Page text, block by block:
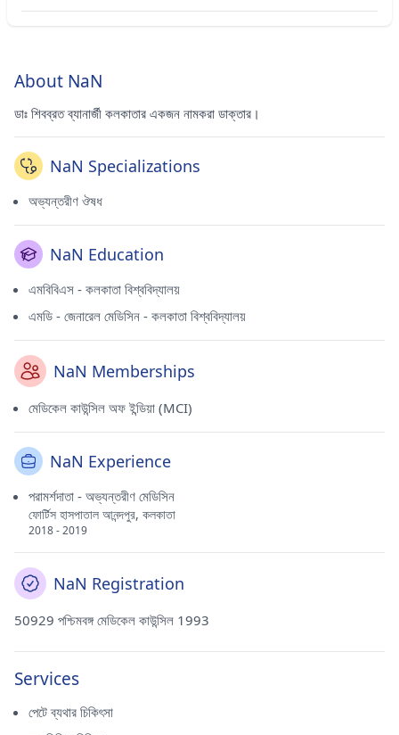
About NaN
ডাঃ শিবব্রত ব্যানার্জী কলকাতার একজন নামকরা ডাক্তার।
NaN Specializations
অভ্যন্তরীণ ঔষধ
NaN Education
এমবিবিএস - কলকাতা বিশ্ববিদ্যালয়
এমডি - জেনারেল মেডিসিন - কলকাতা বিশ্ববিদ্যালয়
NaN Memberships
মেডিকেল কাউন্সিল অফ ইন্ডিয়া (MCI)
NaN Experience
পরামর্শদাতা - অভ্যন্তরীণ মেডিসিন
ফোর্টিস হাসপাতাল আনন্দপুর, কলকাতা
2018 - 2019
NaN Registration
50929 পশ্চিমবঙ্গ মেডিকেল কাউন্সিল 1993
Services
পেটে ব্যথার চিকিৎসা